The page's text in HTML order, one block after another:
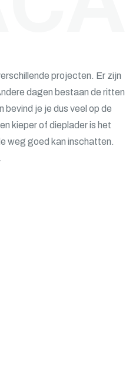
projecten. Er zijn
dagen bestaan de ritten
bevind je je dus veel op de
kieper of dieplader is het
weg goed kan inschatten.